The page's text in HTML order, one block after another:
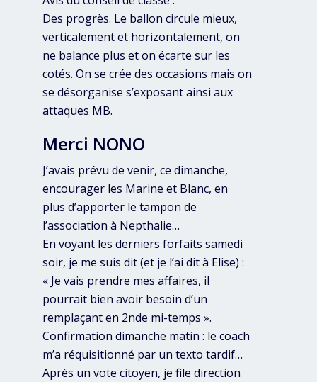
Des progrès. Le ballon circule mieux,
verticalement et horizontalement, on
ne balance plus et on écarte sur les
cotés. On se crée des occasions mais on
se désorganise s’exposant ainsi aux
attaques MB.
Merci NONO
J’avais prévu de venir, ce dimanche,
encourager les Marine et Blanc, en
plus d’apporter le tampon de
l’association à Nepthalie…
En voyant les derniers forfaits samedi
soir, je me suis dit (et je l’ai dit à Elise) :
« Je vais prendre mes affaires, il
pourrait bien avoir besoin d’un
remplaçant en 2nde mi-temps ».
Confirmation dimanche matin : le coach
m’a réquisitionné par un texto tardif…
Après un vote citoyen, je file direction